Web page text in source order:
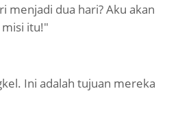
menjadi dua hari? Aku akan
itu!"
Ini adalah tujuan mereka